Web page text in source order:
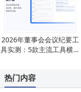
2026年董事会会议纪要工
具实测：5款主流工具横向
热门内容